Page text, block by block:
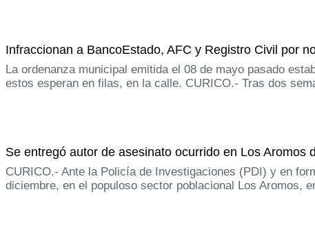
Infraccionan a BancoEstado, AFC y Registro Civil por
La ordenanza municipal emitida el 08 de mayo pasado
estos esperan en filas, en la calle. CURICO.- Tras dos
Se entregó autor de asesinato ocurrido en Los Aromos
CURICO.- Ante la Policía de Investigaciones (PDI) y en
diciembre, en el populoso sector poblacional Los Aromos,